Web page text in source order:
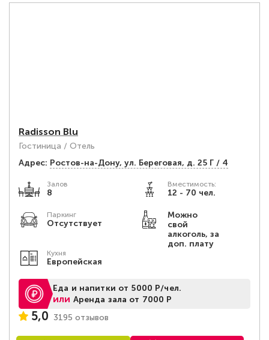
Radisson Blu
Гостиница / Отель
Адрес: Ростов-на-Дону, ул. Береговая, д. 25 Г / 4
Залов
8
Вместимость:
12 - 70 чел.
Паркинг
Отсутствует
Можно
свой
алкоголь, за
доп. плату
Кухня
Европейская
Еда и напитки от 5000 Р/чел.
или Аренда зала от 7000 Р
5,0 3195 отзывов